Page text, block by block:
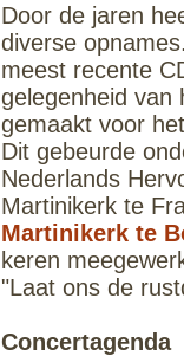
Door de jaren
diverse
meest recente
gelegenheid van
gemaakt voor
Dit gebeurde
Nederlands
Martinikerk te
Martinikerk te
keren
"Laat ons de
Concertagenda